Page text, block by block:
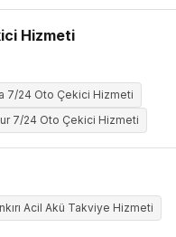
Hizmeti
7/24 Oto Çekici Hizmeti
7/24 Oto Çekici Hizmeti
Acil Akü Takviye Hizmeti